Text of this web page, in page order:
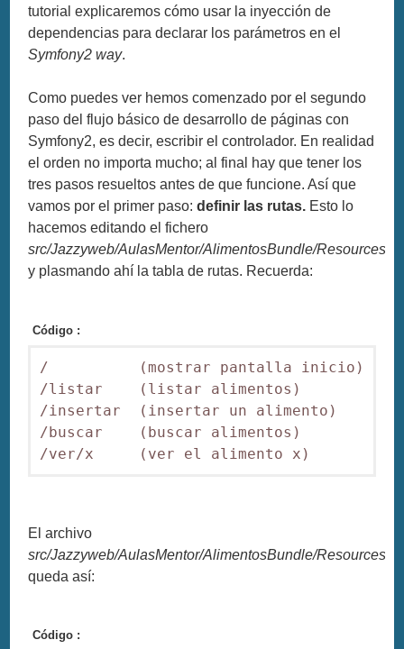
tutorial explicaremos cómo usar la inyección de
dependencias para declarar los parámetros en el
Symfony2 way.
Como puedes ver hemos comenzado por el segundo
paso del flujo básico de desarrollo de páginas con
Symfony2, es decir, escribir el controlador. En realidad
el orden no importa mucho; al final hay que tener los
tres pasos resueltos antes de que funcione. Así que
vamos por el primer paso:definir las rutas. Esto lo
hacemos editando el fichero
src/Jazzyweb/AulasMentor/AlimentosBundle/Resources/
y plasmando ahí la tabla de rutas. Recuerda:
Código :
/          (mostrar pantalla inicio)
/listar    (listar alimentos)
/insertar  (insertar un alimento)
/buscar    (buscar alimentos)
El archivo
src/Jazzyweb/AulasMentor/AlimentosBundle/Resources/
queda así:
Código :